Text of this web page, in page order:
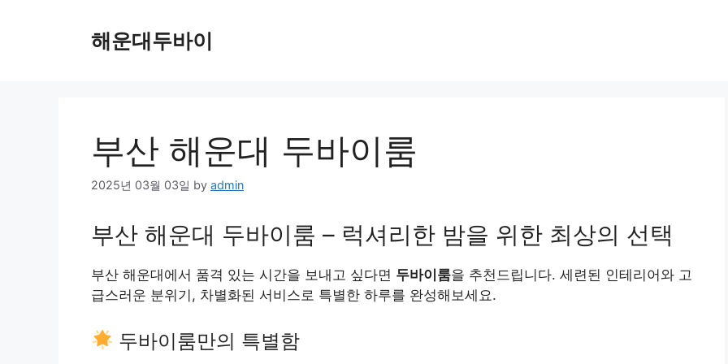
해운대두바이
부산 해운대 두바이룸
2025년 03월 03일 by admin
부산 해운대 두바이룸 – 럭셔리한 밤을 위한 최상의 선택
부산 해운대에서 품격 있는 시간을 보내고 싶다면 두바이룸을 추천드립니다. 세련된 인테리어와 고
급스러운 분위기, 차별화된 서비스로 특별한 하루를 완성해보세요.
두바이룸만의 특별함